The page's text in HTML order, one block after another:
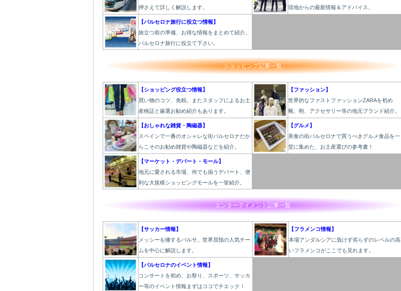
押さえて詳しく解説します。
現地からの最新情報＆アドバイス。
【バルセロナ旅行に役立つ情報】
旅立つ前の準備、お得な情報をまとめて紹介。
バルセロナ旅行に役立て下さい。
ショッピング記事一覧
【ショッピング役立つ情報】
買い物のコツ、免税。またスタッフによるお土
産検証と厳選お勧め紹介もあります。
【ファッション】
世界的なファストファッションZARAを初め
靴、鞄、アクセサリー等の地元ブランド紹介。
【おしゃれな雑貨・陶磁器】
スペインで一番のオシャレな街バルセロナだか
らこそのお勧め雑貨や陶磁器などを紹介。
【グルメ】
美食の街バルセロナで買うべきグルメ食品を一
堂に集めた、お土産選びの参考書！
【マーケット・デパート・モール】
地元に愛される市場、何でも揃うデパート、便
利な大規模ショッピングモールを一挙紹介。
エンターテイメント記事一覧
【サッカー情報】
メッシーを擁するバルサ。世界屈指の人気チー
ムを中心に解説します。
【フラメンコ情報】
本場アンダルシアに負けず劣らずのレベルの高
いフラメンコがここでも見れます。
【バルセロナのイベント情報】
コンサートを初め、お祭り、スポーツ、サッカ
ー等のイベント情報まずはココでチエック！